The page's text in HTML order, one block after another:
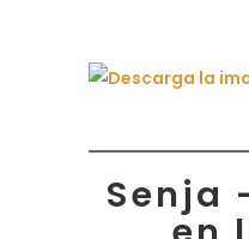
Senja